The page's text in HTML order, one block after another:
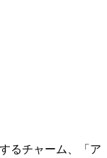
るチャーム、「ア